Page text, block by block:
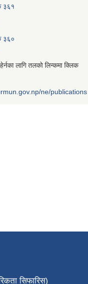
३६१
३६०
लागि तलको लिन्कमा क्लिक
ne/publications
सिफारिस)